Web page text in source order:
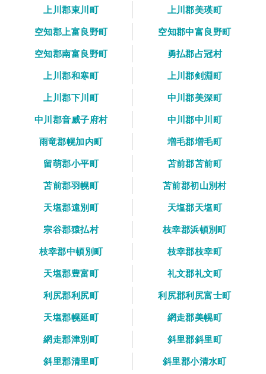
上川郡東川町
上川郡美瑛町
空知郡上富良野町
空知郡中富良野町
空知郡南富良野町
勇払郡占冠村
上川郡和寒町
上川郡剣淵町
上川郡下川町
中川郡美深町
中川郡音威子府村
中川郡中川町
雨竜郡幌加内町
増毛郡増毛町
留萌郡小平町
苫前郡苫前町
苫前郡羽幌町
苫前郡初山別村
天塩郡遠別町
天塩郡天塩町
宗谷郡猿払村
枝幸郡浜頓別町
枝幸郡中頓別町
枝幸郡枝幸町
天塩郡豊富町
礼文郡礼文町
利尻郡利尻町
利尻郡利尻富士町
天塩郡幌延町
網走郡美幌町
網走郡津別町
斜里郡斜里町
斜里郡清里町
斜里郡小清水町